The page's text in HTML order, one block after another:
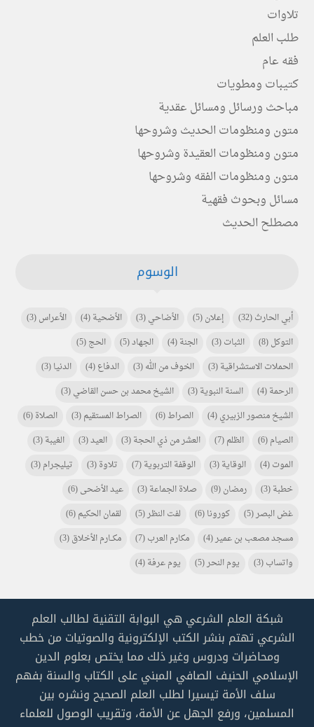
تلاوات
طلب العلم
فقه عام
كتيبات ومطويات
مباحث ورسائل ومسائل عقدية
متون ومنظومات الحديث وشروحها
متون ومنظومات العقيدة وشروحها
متون ومنظومات الفقه وشروحها
مسائل وبحوث فقهية
مصطلح الحديث
الوسوم
أبي الحارث(32) إعلان(5) الأضاحي(3) الأضحية(4) الأعراس(3)
التوكل(8) الثبات(3) الجنة(4) الجهاد(5) الحج(5)
الحملات الاستشراقية(3) الخوف من الله(3) الدفاع(4) الدنيا(3)
الرحمة(4) السنة النبوية(3) الشيخ محمد بن حسن القاضي(3)
الشيخ منصور الزبيري(4) الصراط(6) الصراط المستقيم(3) الصلاة(6)
الصيام(6) الظلم(7) العشر من ذي الحجة(3) العيد(3) الغيبة(3)
الموت(4) الوقاية(3) الوقفة التربوية(7) تلاوة(3) تيليجرام(3)
خطبة(3) رمضان(9) صلاة الجماعة(3) عيد الأضحى(6)
غض البصر(5) كورونا(6) لفت النظر(5) لقمان الحكيم(6)
مسجد مصعب بن عمير(4) مكارم العرب(7) مكـــارم الأخلاق(3)
واتساب(3) يوم النحر(5) يوم عرفة(4)
شبكة العلم الشرعي هي البوابة التقنية لطالب العلم
الشرعي تهتم بنشر الكتب الإلكترونية والصوتيات من خطب
ومحاضرات ودروس وغير ذلك مما يختص بعلوم الدين
الإسلامي الحنيف الصافي المبني على الكتاب والسنة بفهم
سلف الأمة تيسيرا لطلب العلم الصحيح ونشره بين
المسلمين، ورفع الجهل عن الأمة، وتقريب الوصول للعلماء